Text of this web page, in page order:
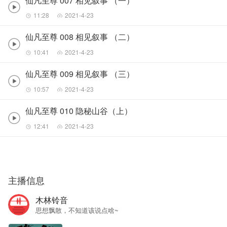
11:28 2021-4-23
仙凡至尊 008 相见叙事 （二）
10:41 2021-4-23
仙凡至尊 009 相见叙事 （三）
10:57 2021-4-23
仙凡至尊 010 隐秘山谷（上）
12:41 2021-4-23
主播信息
木林铃音
思想飘散，不知道该说点啥~